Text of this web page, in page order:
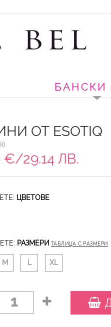
БАНСКИ
ОТ ESOTIQ
€/29.14 ЛВ.
ЦВЕТОВЕ
РАЗМЕРИ ТАБЛИЦА С РАЗМЕРИ
M L XL
1